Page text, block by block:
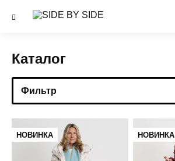
Каталог
Фильтр
НОВИНКА НОВИНКА